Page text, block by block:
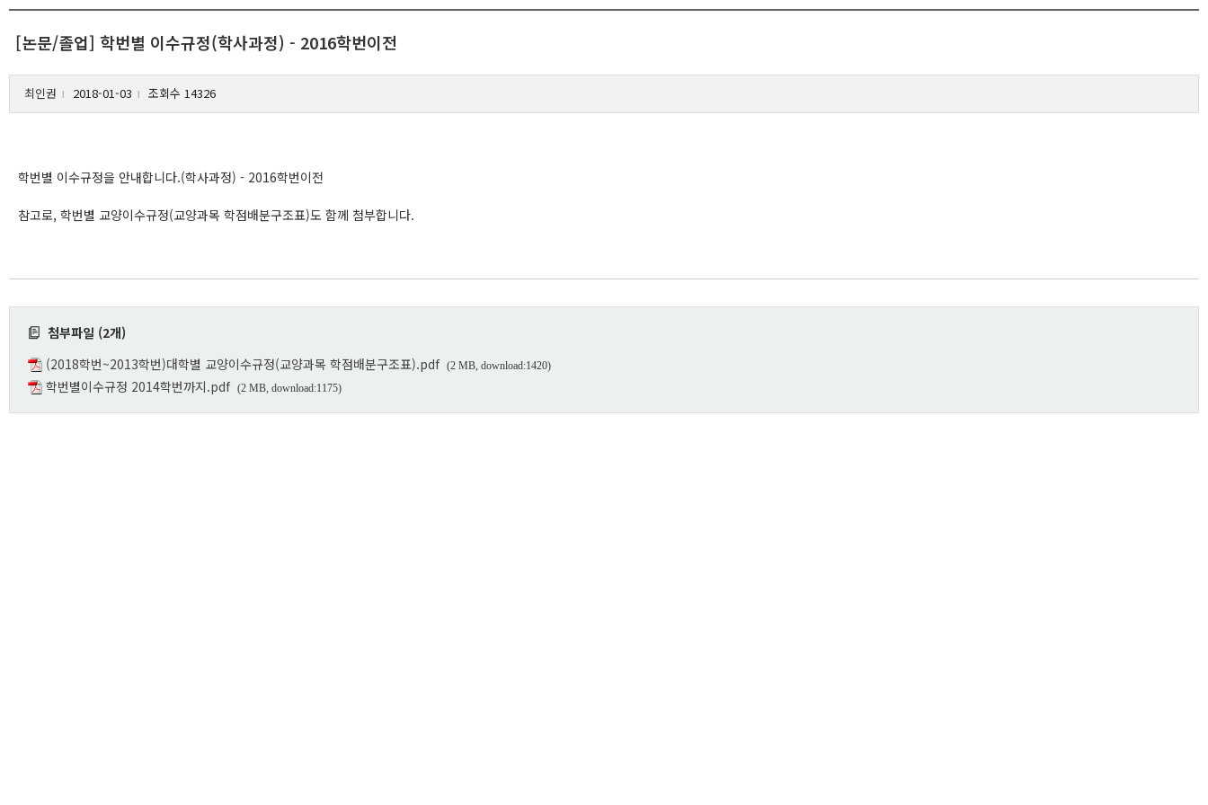
[논문/졸업] 학번별 이수규정(학사과정) - 2016학번이전
최인권 l 2018-01-03 l 조회수 14326
학번별 이수규정을 안내합니다.(학사과정) - 2016학번이전
참고로, 학번별 교양이수규정(교양과목 학점배분구조표)도 함께 첨부합니다.
첨부파일 (2개)
(2018학번~2013학번)대학별 교양이수규정(교양과목 학점배분구조표).pdf (2 MB, download:1420)
학번별이수규정 2014학번까지.pdf (2 MB, download:1175)